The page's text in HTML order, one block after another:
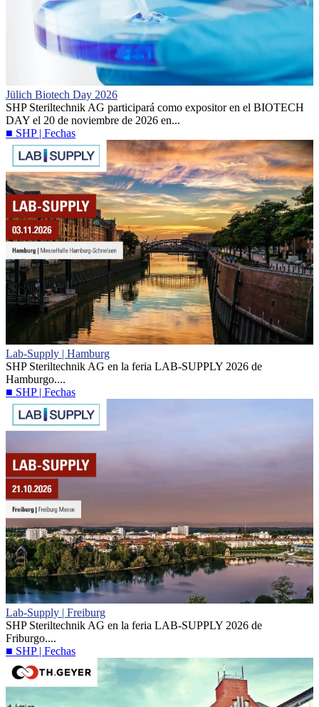
Jülich Biotech Day 2026
SHP Steriltechnik AG participará como expositor en el BIOTECH
DAY el 20 de noviembre de 2026 en...
■ SHP | Fechas
Lab-Supply | Hamburg
SHP Steriltechnik AG en la feria LAB-SUPPLY 2026 de
Hamburgo....
■ SHP | Fechas
Lab-Supply | Freiburg
SHP Steriltechnik AG en la feria LAB-SUPPLY 2026 de
Friburgo....
■ SHP | Fechas